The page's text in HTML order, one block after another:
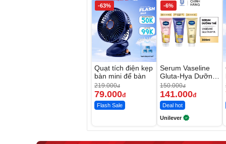
-63%
Quạt tích điện kẹp
bàn mini để bàn
219.000đ
79.000đ
Flash Sale
-6%
Serum Vaseline
Gluta-Hya Dưỡng
Da Sáng Mịn Sau
7 Ngày
150.000đ
141.000đ
Deal hot
Unilever